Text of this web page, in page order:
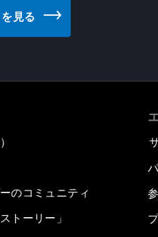
見る
のコミュニティ
トーリー」